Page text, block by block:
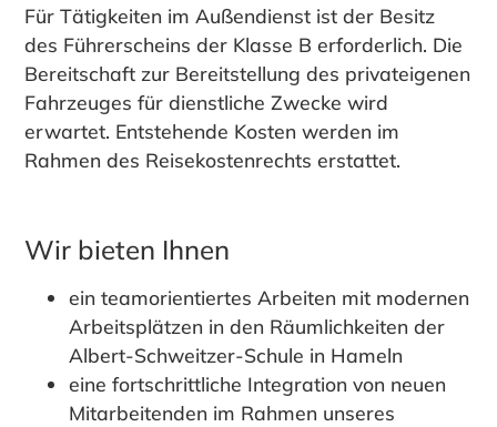
Für Tätigkeiten im Außendienst ist der Besitz
des Führerscheins der Klasse B erforderlich. Die
Bereitschaft zur Bereitstellung des privateigenen
Fahrzeuges für dienstliche Zwecke wird
erwartet. Entstehende Kosten werden im
Rahmen des Reisekostenrechts erstattet.
Wir bieten Ihnen
ein teamorientiertes Arbeiten mit modernen
Arbeitsplätzen in den Räumlichkeiten der
Albert-Schweitzer-Schule in Hameln
eine fortschrittliche Integration von neuen
Mitarbeitenden im Rahmen unseres